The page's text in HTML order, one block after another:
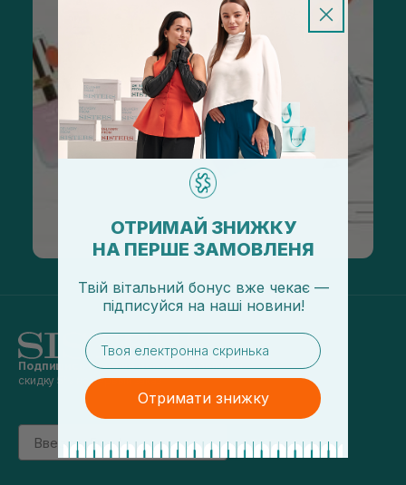
Подпишись на наши новостии получай
скидку 5% на первый заказ
Email
підписатись
ОТРИМАЙ ЗНИЖКУ
НА ПЕРШЕ ЗАМОВЛЕНЯ
Твій вітальний бонус вже чекає —
підписуйся на наші новини!
email
Отримати знижку